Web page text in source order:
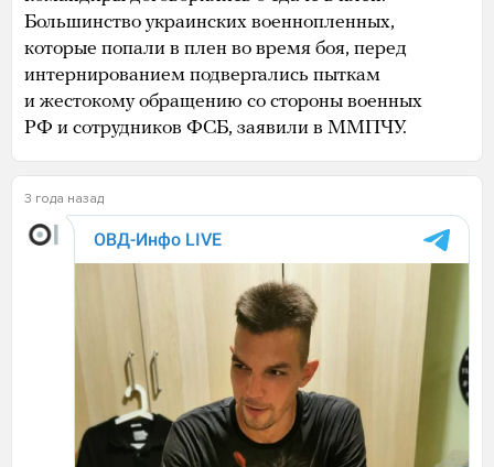
Большинство украинских военнопленных,
которые попали в плен во время боя, перед
интернированием подвергались пыткам
и жестокому обращению со стороны военных
РФ и сотрудников ФСБ, заявили в ММПЧУ.
3 года назад